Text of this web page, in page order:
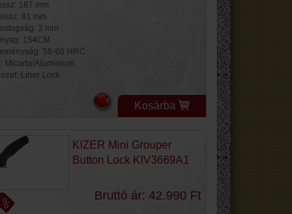
187 mm
81 mm
3 mm
154CM
58-60 HRC
Micarta/Alumínium
Liner Lock
Kosárba
KIZER Mini Grouper
Button Lock KIV3669A1
Bruttó ár: 42.990 Ft